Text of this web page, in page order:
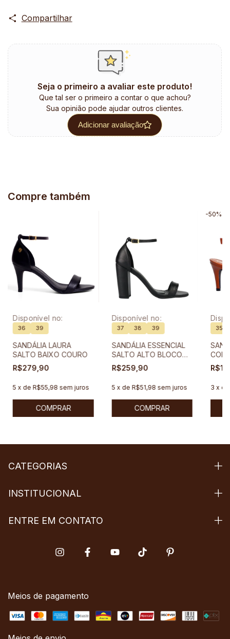
Compartilhar
Seja o primeiro a avaliar este produto!
Que tal ser o primeiro a contar o que achou?
Sua opinião pode ajudar outros clientes.
Adicionar avaliação
Compre também
Disponível no:
36 39
SANDÁLIA LAURA
SALTO BAIXO COURO
R$279,90
5 x de R$55,98 sem juros
COMPRAR
Disponível no:
37 38 39
SANDÁLIA ESSENCIAL
SALTO ALTO BLOCO
COURO
R$259,90
5 x de R$51,98 sem juros
COMPRAR
35
COM
FINO
-50%
3 x
CATEGORIAS
INSTITUCIONAL
ENTRE EM CONTATO
Meios de pagamento